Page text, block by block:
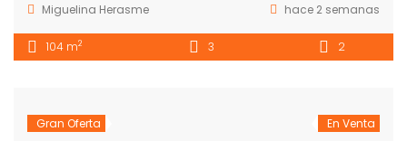
Miguelina Herasme
hace 2 semanas
104 m2 3 2
Gran Oferta En Venta